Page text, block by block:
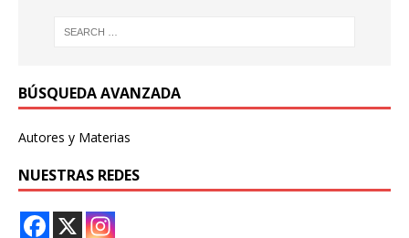
BÚSQUEDA AVANZADA
Autores y Materias
NUESTRAS REDES